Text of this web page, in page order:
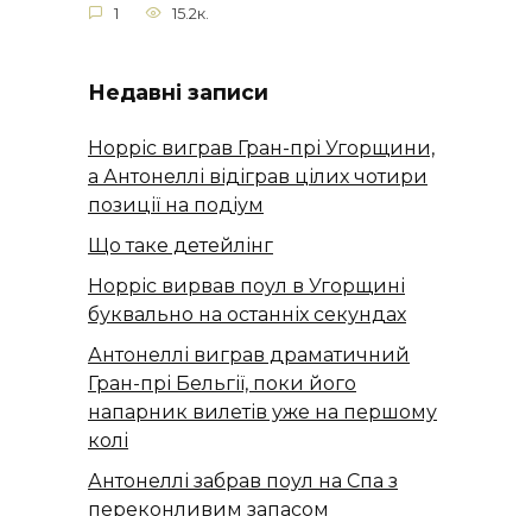
1 15.2к.
Недавні записи
Норріс виграв Гран-прі Угорщини,
а Антонеллі відіграв цілих чотири
позиції на подіум
Що таке детейлінг
Норріс вирвав поул в Угорщині
буквально на останніх секундах
Антонеллі виграв драматичний
Гран-прі Бельгії, поки його
напарник вилетів уже на першому
колі
Антонеллі забрав поул на Спа з
переконливим запасом